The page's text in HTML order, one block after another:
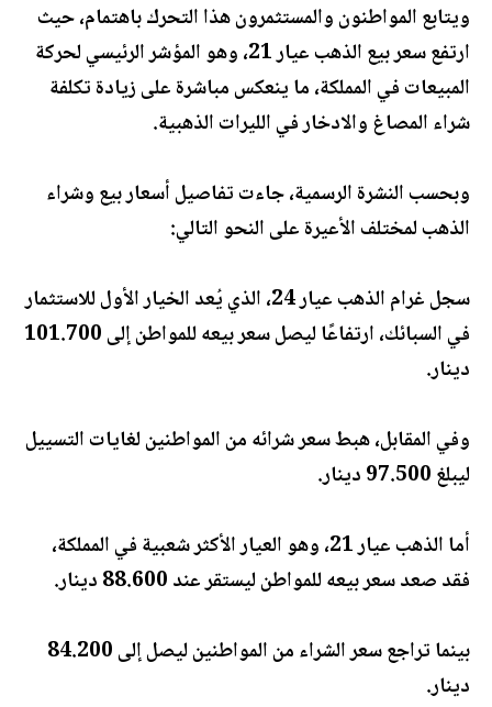
ويتابع المواطنون والمستثمرون هذا التحرك باهتمام، حيث
ارتفع سعر بيع الذهب عيار 21، وهو المؤشر الرئيسي لحركة
المبيعات في المملكة، ما ينعكس مباشرة على زيادة تكلفة
شراء المصاغ والادخار في الليرات الذهبية.
وبحسب النشرة الرسمية، جاءت تفاصيل أسعار بيع وشراء
الذهب لمختلف الأعيرة على النحو التالي:
سجل غرام الذهب عيار 24، الذي يُعد الخيار الأول للاستثمار
في السبائك، ارتفاعًا ليصل سعر بيعه للمواطن إلى 101.700
دينار.
وفي المقابل، هبط سعر شرائه من المواطنين لغايات التسييل
ليبلغ 97.500 دينار.
أما الذهب عيار 21، وهو العيار الأكثر شعبية في المملكة،
فقد صعد سعر بيعه للمواطن ليستقر عند 88.600 دينار.
بينما تراجع سعر الشراء من المواطنين ليصل إلى 84.200
دينار.